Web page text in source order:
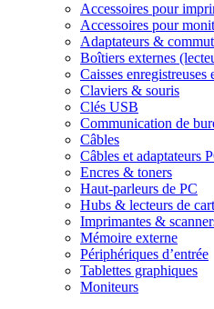
Accessoires pour
Accessoires pour
Adaptateurs &
Boîtiers externes
Caisses enregistreuses
Claviers & souris
Clés USB
Communication de
Câbles
Câbles et adaptateurs
Encres & toners
Haut-parleurs de PC
Hubs & lecteurs de
Imprimantes &
Mémoire externe
Périphériques d’entrée
Tablettes graphiques
Moniteurs